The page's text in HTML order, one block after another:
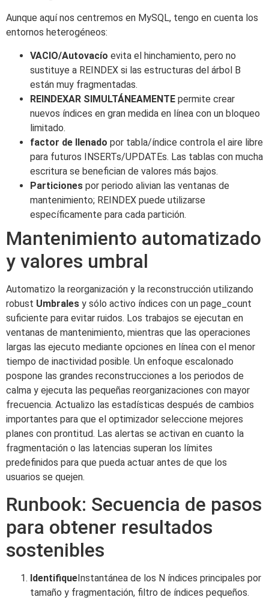
Aunque aquí nos centremos en MySQL, tengo en cuenta los
entornos heterogéneos:
VACIO/Autovacío evita el hinchamiento, pero no
sustituye a REINDEX si las estructuras del árbol B
están muy fragmentadas.
REINDEXAR SIMULTÁNEAMENTE permite crear
nuevos índices en gran medida en línea con un bloqueo
limitado.
factor de llenado por tabla/índice controla el aire libre
para futuros INSERTs/UPDATEs. Las tablas con mucha
escritura se benefician de valores más bajos.
Particiones por periodo alivian las ventanas de
mantenimiento; REINDEX puede utilizarse
específicamente para cada partición.
Mantenimiento automatizado
y valores umbral
Automatizo la reorganización y la reconstrucción utilizando
robust Umbrales y sólo activo índices con un page_count
suficiente para evitar ruidos. Los trabajos se ejecutan en
ventanas de mantenimiento, mientras que las operaciones
largas las ejecuto mediante opciones en línea con el menor
tiempo de inactividad posible. Un enfoque escalonado
pospone las grandes reconstrucciones a los periodos de
calma y ejecuta las pequeñas reorganizaciones con mayor
frecuencia. Actualizo las estadísticas después de cambios
importantes para que el optimizador seleccione mejores
planes con prontitud. Las alertas se activan en cuanto la
fragmentación o las latencias superan los límites
predefinidos para que pueda actuar antes de que los
usuarios se quejen.
Runbook: Secuencia de pasos
para obtener resultados
sostenibles
IdentifiqueInstantánea de los N índices principales por
tamaño y fragmentación, filtro de índices pequeños.